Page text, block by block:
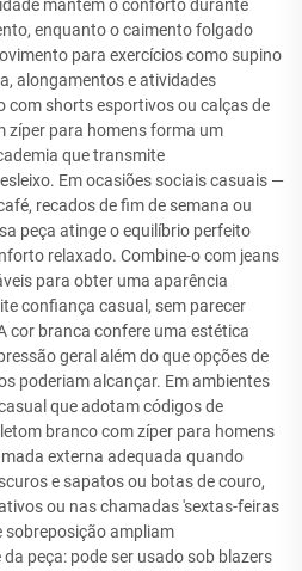
mantêm o conforto durante
enquanto o caimento folgado
para exercícios como supino
alongamentos e atividades
com shorts esportivos ou calças de
zíper para homens forma um
que transmite
Em ocasiões sociais casuais —
recados de fim de semana ou
peça atinge o equilíbrio perfeito
relaxado. Combine-o com jeans
para obter uma aparência
confiança casual, sem parecer
cor branca confere uma estética
geral além do que opções de
poderiam alcançar. Em ambientes
que adotam códigos de
branco com zíper para homens
externa adequada quando
e sapatos ou botas de couro,
ou nas chamadas 'sextas-feiras
sobreposição ampliam
peça: pode ser usado sob blazers